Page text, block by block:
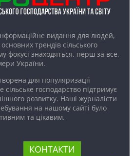
видання для людей,
трендів сільського
фокусі знаходяться, перш за все,
України.
для популяризації
господарство підтримує
розвитку. Наші журналісти
на нашому сайті було
та цікавим.
КОНТАКТИ